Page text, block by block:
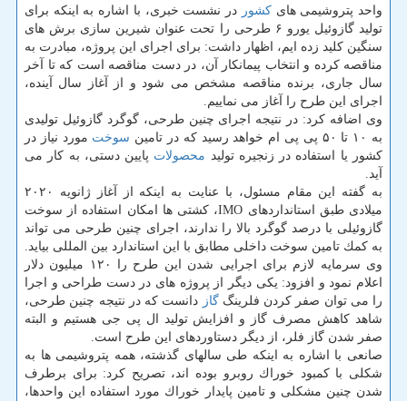
واحد پتروشیمی هایكشور در نشست خبری، با اشاره به اینكه برای
تولید گازوئیل یورو ۶ طرحی را تحت عنوان شیرین سازی برش های
سنگین كلید زده ایم، اظهار داشت: برای اجرای این پروژه، مبادرت به
مناقصه كرده و انتخاب پیمانكار آن، در دست مناقصه است كه تا آخر
سال جاری، برنده مناقصه مشخص می شود و از آغاز سال آینده،
اجرای این طرح را آغاز می نماییم.
وی اضافه كرد: در نتیجه اجرای چنین طرحی، گوگرد گازوئیل تولیدی
به ۱۰ تا ۵۰ پی پی ام خواهد رسید كه در تامین
سوخت مورد نیاز در
كشور یا استفاده در زنجیره تولید محصولات پایین دستی، به كار می
آید.
به گفته این مقام مسئول، با عنایت به اینكه از آغاز ژانویه ۲۰۲۰
میلادی طبق استانداردهای IMO، كشتی ها امكان استفاده از سوخت
گازوئیلی با درصد گوگرد بالا را ندارند، اجرای چنین طرحی می تواند
به كمك تامین سوخت داخلی مطابق با این استاندارد بین المللی بیاید.
وی سرمایه لازم برای اجرایی شدن این طرح را ۱۲۰ میلیون دلار
اعلام نمود و افزود: یكی دیگر از پروژه های در دست طراحی و اجرا
را می توان صفر كردن فلرینگگاز دانست كه در نتیجه چنین طرحی،
شاهد كاهش مصرف گاز و افزایش تولید ال پی جی هستیم و البته
صفر شدن گاز فلر، از دیگر دستاوردهای این طرح است.
صانعی با اشاره به اینكه طی سالهای گذشته، همه پتروشیمی ها به
شكلی با كمبود خوراك روبرو بوده اند، تصریح كرد: برای برطرف
شدن چنین مشكلی و تامین پایدار خوراك مورد استفاده این واحدها،